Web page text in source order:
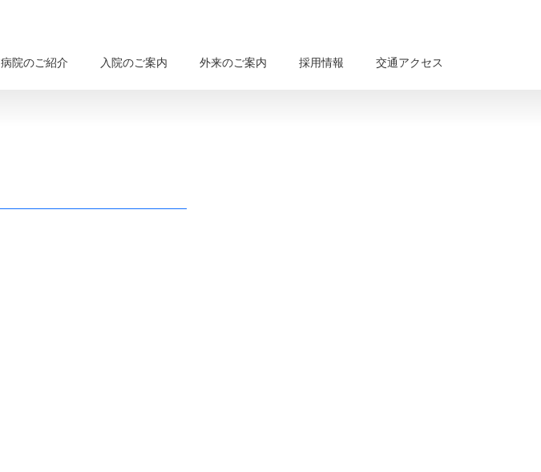
病院のご紹介 入院のご案内 外来のご案内 採用情報 交通アクセス